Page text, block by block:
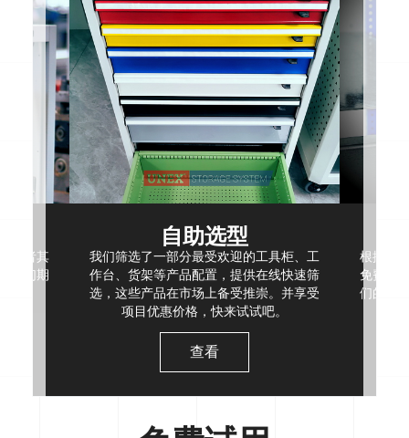
或者其
我们期
自助选型
我们筛选了一部分最受欢迎的工具柜、工
作台、货架等产品配置，提供在线快速筛
选，这些产品在市场上备受推崇。并享受
项目优惠价格，快来试试吧。
查看
根据现
免费空
们的项